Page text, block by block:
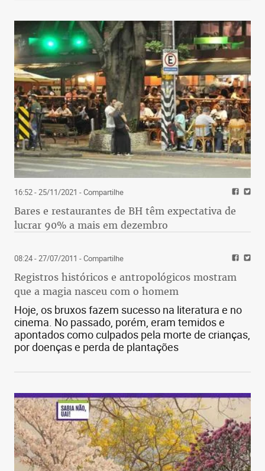
16:52 - 25/11/2021 - Compartilhe
Bares e restaurantes de BH têm expectativa de
lucrar 90% a mais em dezembro
08:24 - 27/07/2011 - Compartilhe
Registros históricos e antropológicos mostram
que a magia nasceu com o homem
Hoje, os bruxos fazem sucesso na literatura e no
cinema. No passado, porém, eram temidos e
apontados como culpados pela morte de crianças,
por doenças e perda de plantações